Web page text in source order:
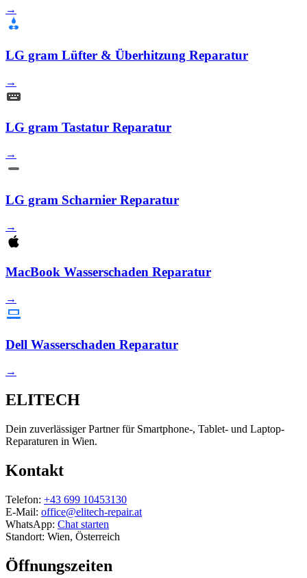
→
LG gram Lüfter & Überhitzung Reparatur
→
LG gram Tastatur Reparatur
→
LG gram Scharnier Reparatur
→
MacBook Wasserschaden Reparatur
→
Dell Wasserschaden Reparatur
→
ELITECH
Dein zuverlässiger Partner für Smartphone-, Tablet- und Laptop-
Reparaturen in Wien.
Kontakt
Telefon: +43 699 10453130
E-Mail: office@elitech-repair.at
WhatsApp: Chat starten
Standort: Wien, Österreich
Öffnungszeiten